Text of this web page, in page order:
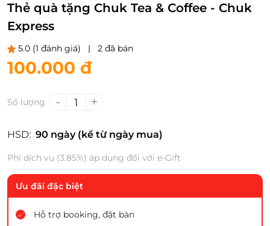
Thẻ quà tặng Chuk Tea & Coffee - Chuk
Express
5.0 (1 đánh giá) | 2 đã bán
100.000 đ
Số lượng - 1 +
HSD: 90 ngày (kể từ ngày mua)
Phí dịch vụ (3.85%) áp dụng đối với e-Gift
Ưu đãi đặc biệt
Hỗ trợ booking, đặt bàn